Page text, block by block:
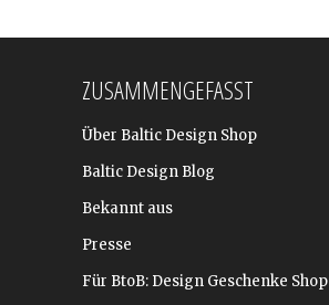
ZUSAMMENGEFASST
Über Baltic Design Shop
Baltic Design Blog
Bekannt aus
Presse
Für BtoB: Design Geschenke Shop